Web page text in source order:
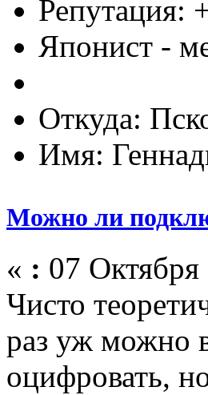
Репутация:
Японист -
Откуда:
Имя:
Можно ли
« : 07
Чисто
раз уж можно
оцифровать,